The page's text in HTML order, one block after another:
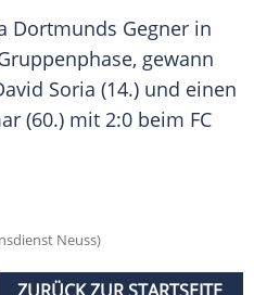
Dortmunds Gegner in
gewann
Soria (14.) und einen
(60.) mit 2:0 beim FC
Neuss)